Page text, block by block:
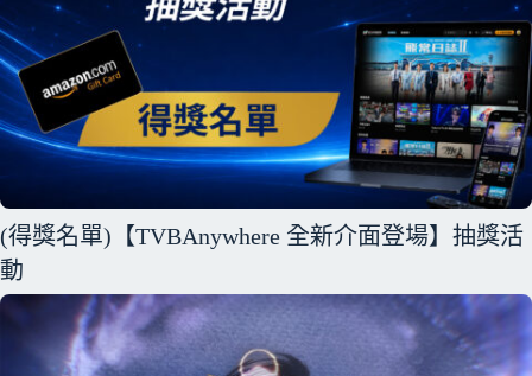
(得獎名單)【TVBAnywhere 全新介面登場】抽獎活
動